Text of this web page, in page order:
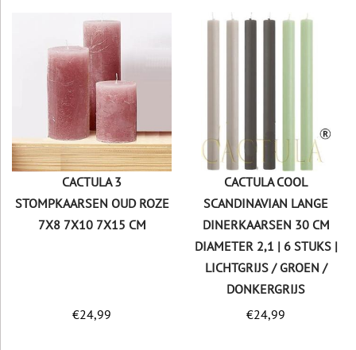
CACTULA 3
STOMPKAARSEN OUD ROZE
7X8 7X10 7X15 CM
€24,99
CACTULA COOL
SCANDINAVIAN LANGE
DINERKAARSEN 30 CM
DIAMETER 2,1 | 6 STUKS |
LICHTGRIJS / GROEN /
DONKERGRIJS
€24,99